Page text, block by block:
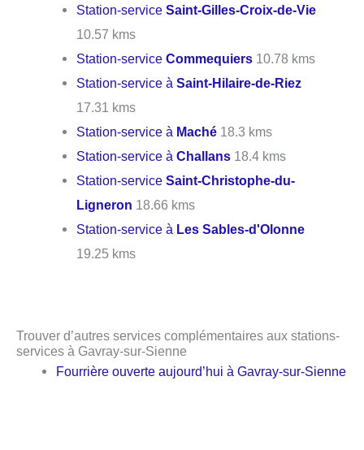
Station-serviceSaint-Gilles-Croix-de-Vie
10.57 kms
Station-serviceCommequiers 10.78 kms
Station-service àSaint-Hilaire-de-Riez
17.31 kms
Station-service à Maché 18.3 kms
Station-service àChallans 18.4 kms
Station-serviceSaint-Christophe-du-
Ligneron 18.66 kms
Station-service à Les Sables-d'Olonne
19.25 kms
Trouver d’autres services complémentaires aux stations-
services à Gavray-sur-Sienne
Fourrière ouverte aujourd’hui à Gavray-sur-Sienne